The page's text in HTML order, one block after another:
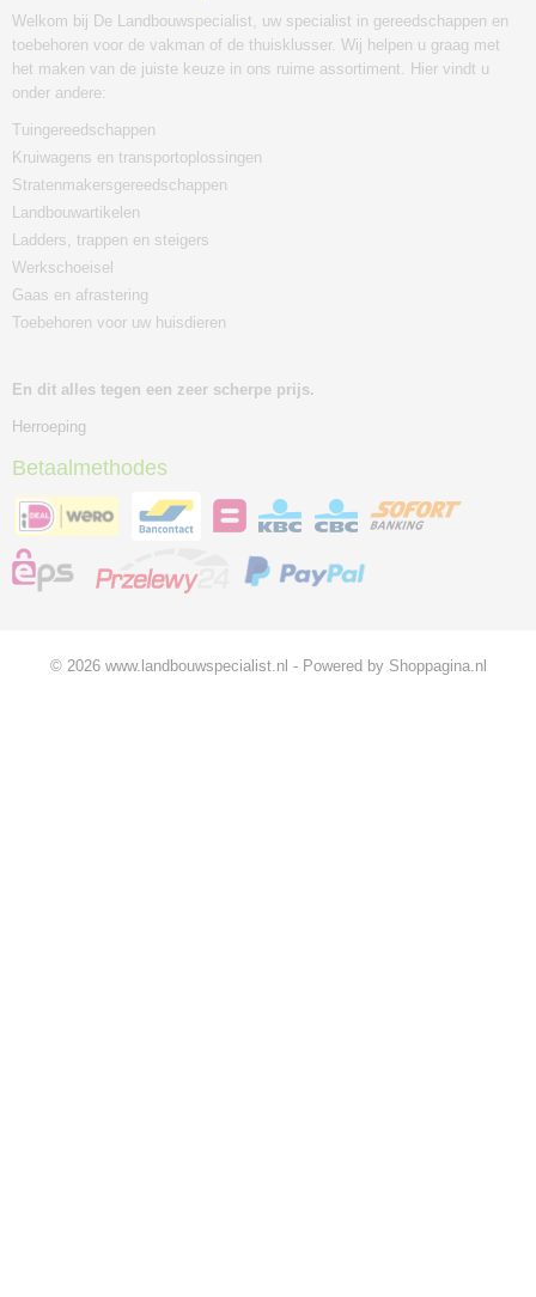
Welkom bij De Landbouwspecialist, uw specialist in gereedschappen en
toebehoren voor de vakman of de thuisklusser. Wij helpen u graag met
het maken van de juiste keuze in ons ruime assortiment. Hier vindt u
onder andere:
Tuingereedschappen
Kruiwagens en transportoplossingen
Stratenmakersgereedschappen
Landbouwartikelen
Ladders, trappen en steigers
Werkschoeisel
Gaas en afrastering
Toebehoren voor uw huisdieren
En dit alles tegen een zeer scherpe prijs.
Herroeping
Betaalmethodes
© 2026 www.landbouwspecialist.nl - Powered by Shoppagina.nl